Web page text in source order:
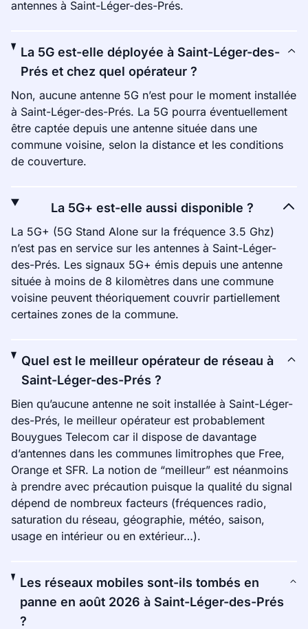
antennes à Saint-Léger-des-Prés.
La 5G est-elle déployée à Saint-Léger-des-
Prés et chez quel opérateur ?
Non, aucune antenne 5G n’est pour le moment installée
à Saint-Léger-des-Prés. La 5G pourra éventuellement
être captée depuis une antenne située dans une
commune voisine, selon la distance et les conditions
de couverture.
La 5G+ est-elle aussi disponible ?
La 5G+ (5G Stand Alone sur la fréquence 3.5 Ghz)
n’est pas en service sur les antennes à Saint-Léger-
des-Prés. Les signaux 5G+ émis depuis une antenne
située à moins de 8 kilomètres dans une commune
voisine peuvent théoriquement couvrir partiellement
certaines zones de la commune.
Quel est le meilleur opérateur de réseau à
Saint-Léger-des-Prés ?
Bien qu’aucune antenne ne soit installée à Saint-Léger-
des-Prés, le meilleur opérateur est probablement
Bouygues Telecom car il dispose de davantage
d’antennes dans les communes limitrophes que Free,
Orange et SFR. La notion de “meilleur” est néanmoins
à prendre avec précaution puisque la qualité du signal
dépend de nombreux facteurs (fréquences radio,
saturation du réseau, géographie, météo, saison,
usage en intérieur ou en extérieur…).
Les réseaux mobiles sont-ils tombés en
panne en août 2026 à Saint-Léger-des-Prés
?